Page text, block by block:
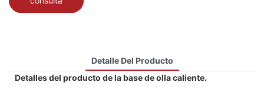
Detalle Del Producto
Detalles del producto de la base de olla caliente.